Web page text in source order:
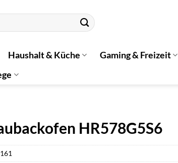
Haushalt & Küche Gaming & Freizeit
HR578G5S6